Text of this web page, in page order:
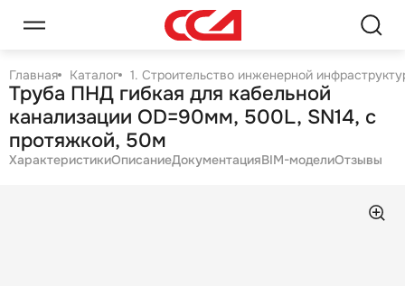
Главная Каталог 1. Строительство инженерной
Труба ПНД гибкая для кабельной
канализации OD=90мм, 500L, SN14, с
протяжкой, 50м
ХарактеристикиОписаниеДокументацияBIM-моделиОтзывы